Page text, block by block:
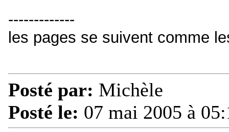
-------------
les pages se suivent comme
Posté par: Michèle
Posté le: 07 mai 2005 à